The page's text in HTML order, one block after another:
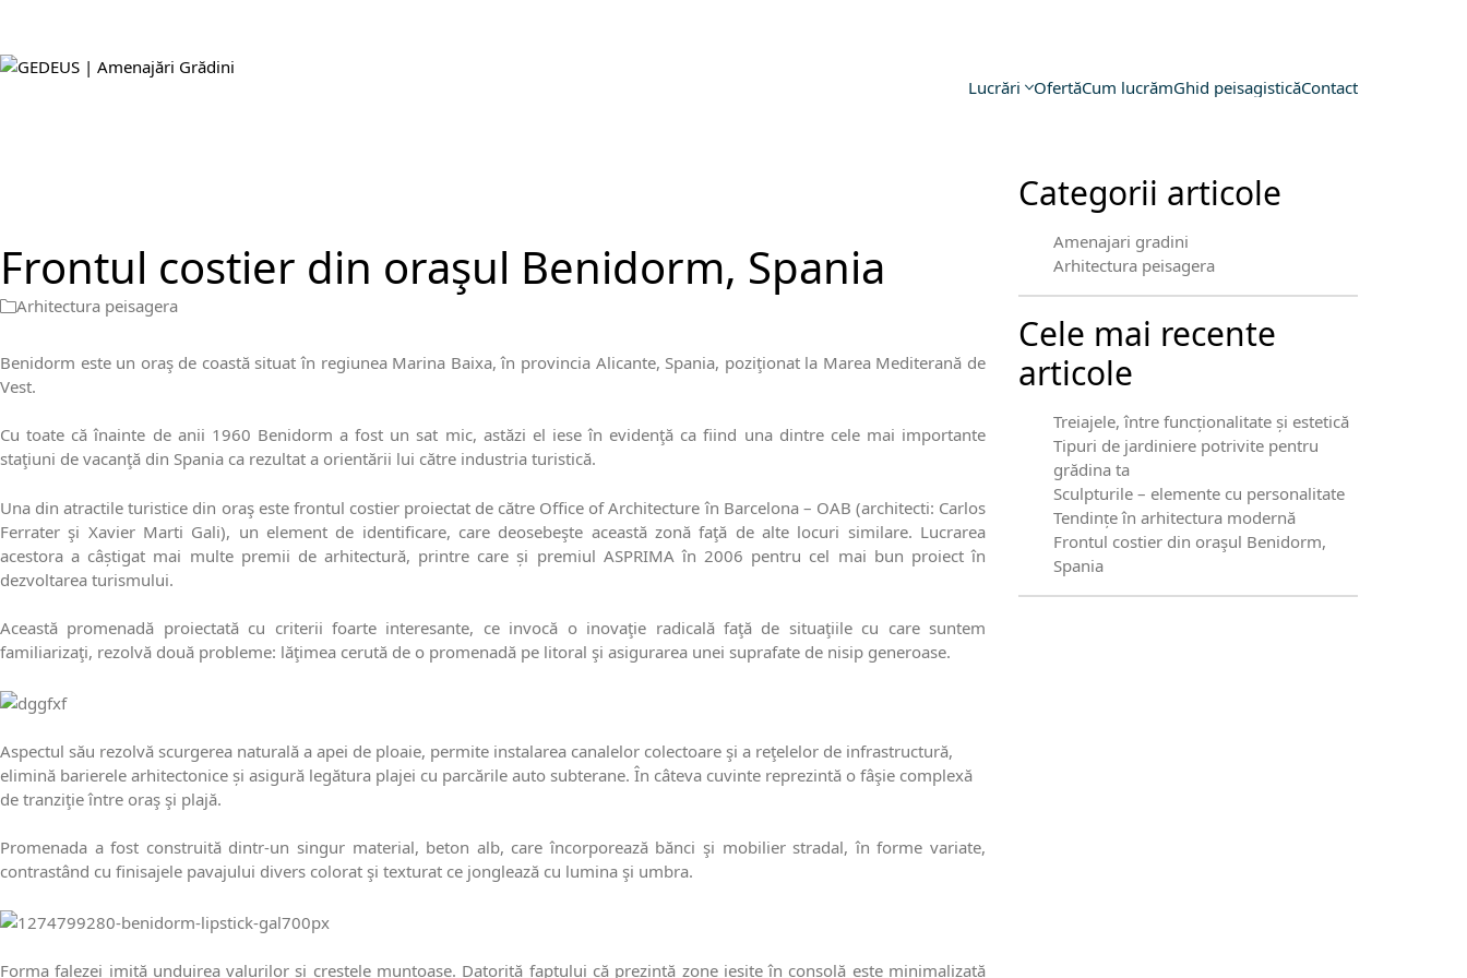
Lucrări OfertăCum lucrămGhid peisagisticăContact
Frontul costier din oraşul Benidorm, Spania
Arhitectura peisagera
Benidorm este un oraş de coastă situat în regiunea Marina Baixa, în provincia Alicante, Spania, poziţionat la Marea Mediterană de
Vest.
Cu toate că înainte de anii 1960 Benidorm a fost un sat mic, astăzi el iese în evidenţă ca fiind una dintre cele mai importante
staţiuni de vacanţă din Spania ca rezultat a orientării lui către industria turistică.
Una din atractile turistice din oraş este frontul costier proiectat de către Office of Architecture în Barcelona – OAB (architecti: Carlos
Ferrater şi Xavier Marti Gali), un element de identificare, care deosebeşte această zonă faţă de alte locuri similare. Lucrarea
acestora a câștigat mai multe premii de arhitectură, printre care și premiul ASPRIMA în 2006 pentru cel mai bun proiect în
dezvoltarea turismului.
Această promenadă proiectată cu criterii foarte interesante, ce invocă o inovaţie radicală faţă de situaţiile cu care suntem
familiarizaţi, rezolvă două probleme: lăţimea cerută de o promenadă pe litoral şi asigurarea unei suprafate de nisip generoase.
Aspectul său rezolvă scurgerea naturală a apei de ploaie, permite instalarea canalelor colectoare şi a reţelelor de infrastructură,
elimină barierele arhitectonice și asigură legătura plajei cu parcările auto subterane. În câteva cuvinte reprezintă o fâşie complexă
de tranziţie între oraş şi plajă.
Promenada a fost construită dintr-un singur material, beton alb, care încorporează bănci şi mobilier stradal, în forme variate,
contrastând cu finisajele pavajului divers colorat şi texturat ce jonglează cu lumina şi umbra.
Forma falezei imită unduirea valurilor și crestele muntoase. Datorită faptului că prezintă zone ieșite în consolă este minimalizată
Categorii articole
Amenajari gradini
Arhitectura peisagera
Cele mai recente
articole
Treiajele, între funcționalitate și estetică
Tipuri de jardiniere potrivite pentru
grădina ta
Sculpturile – elemente cu personalitate
Tendințe în arhitectura modernă
Frontul costier din oraşul Benidorm,
Spania